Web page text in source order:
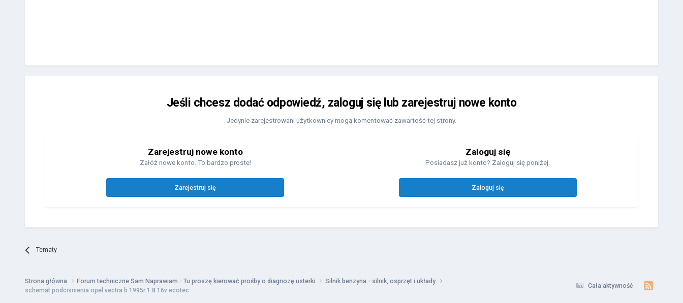
Jeśli chcesz dodać odpowiedź, zaloguj się lub zarejestruj nowe konto
Jedynie zarejestrowani użytkownicy mogą komentować zawartość tej strony.
Zarejestruj nowe konto
Załóż nowe konto. To bardzo proste!
Zarejestruj się
Zaloguj się
Posiadasz już konto? Zaloguj się poniżej.
Zaloguj się
Tematy
Cała aktywność
Strona główna Forum techniczne Sam Naprawiam - Tu proszę kierować prośby o diagnozę usterki
Silnik benzyna - silnik, osprzęt i układy
schemat podcisnienia opel vectra b 1995r 1.8 16v ecotec